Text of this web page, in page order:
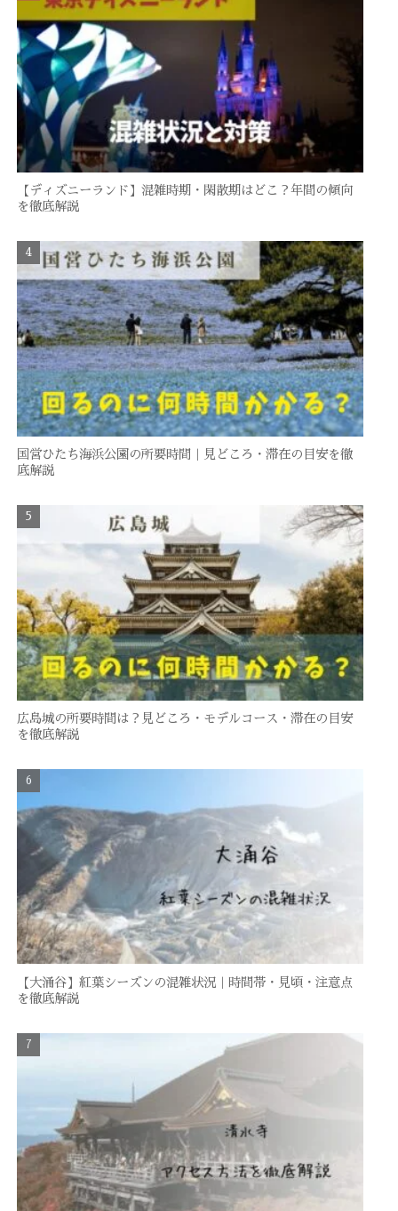
【ディズニーランド】混雑時期・閑散期はどこ？年間の傾向
を徹底解説
国営ひたち海浜公園の所要時間｜見どころ・滞在の目安を徹
底解説
広島城の所要時間は？見どころ・モデルコース・滞在の目安
を徹底解説
【大涌谷】紅葉シーズンの混雑状況｜時間帯・見頃・注意点
を徹底解説